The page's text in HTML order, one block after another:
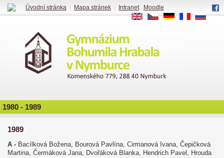
1980 - 1989
1989
A - Bacílková Božena, Bourová Pavlína, Cirmanová Ivana, Čepičková
Martina, Čermáková Jana, Dvořáková Blanka, Hendrich Pavel, Hrouda
Úvodní stránka Mapa stránek Intranet|
Moodle
EN
CS DE FR RU